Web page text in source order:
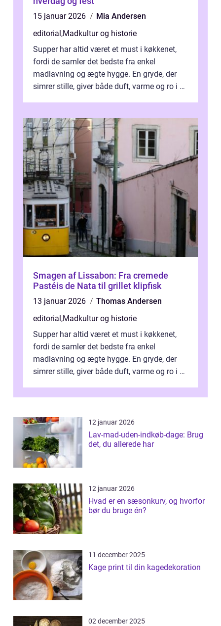
15 januar 2026
Mia Andersen
editorial,Madkultur og historie
Supper har altid været et must i køkkenet,
fordi de samler det bedste fra enkel
madlavning og ægte hygge. En gryde, der
simrer stille, giver både duft, varme og ro i en
Smagen af Lissabon: Fra cremede
Pastéis de Nata til grillet klipfisk
13 januar 2026
Thomas Andersen
editorial,Madkultur og historie
Supper har altid været et must i køkkenet,
fordi de samler det bedste fra enkel
madlavning og ægte hygge. En gryde, der
simrer stille, giver både duft, varme og ro i en
12 januar 2026
Lav-mad-uden-indkøb-dage: Brug
det, du allerede har
12 januar 2026
Hvad er en sæsonkurv, og hvorfor
bør du bruge én?
11 december 2025
Kage print til din kagedekoration
02 december 2025